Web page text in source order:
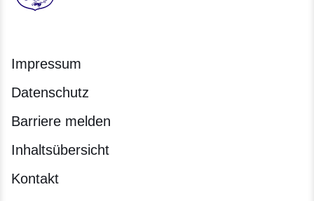
HESSEN - Hessische Landesregierung
Impressum
Datenschutz
Barriere melden
Inhaltsübersicht
Kontakt